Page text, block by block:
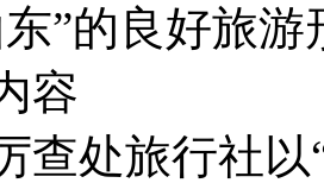
”的良好旅游
容
查处旅行社